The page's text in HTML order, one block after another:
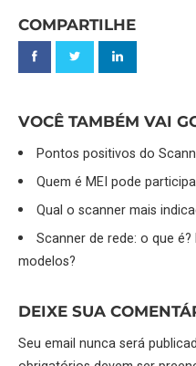
COMPARTILHE
VOCÊ TAMBÉM VAI
Pontos positivos do
Quem é MEI pode
Qual o scanner mais
Scanner de rede: o que
modelos?
DEIXE SUA
Seu email nunca será